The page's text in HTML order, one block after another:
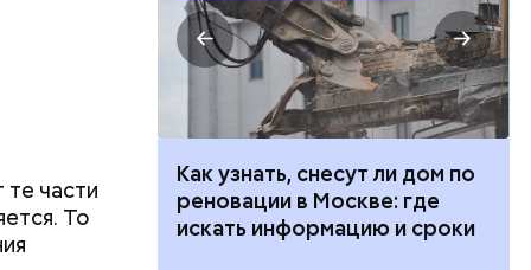
части
То
при
кто может
нужны
Как узнать, снесут ли дом по
реновации в Москве: где
искать информацию и сроки